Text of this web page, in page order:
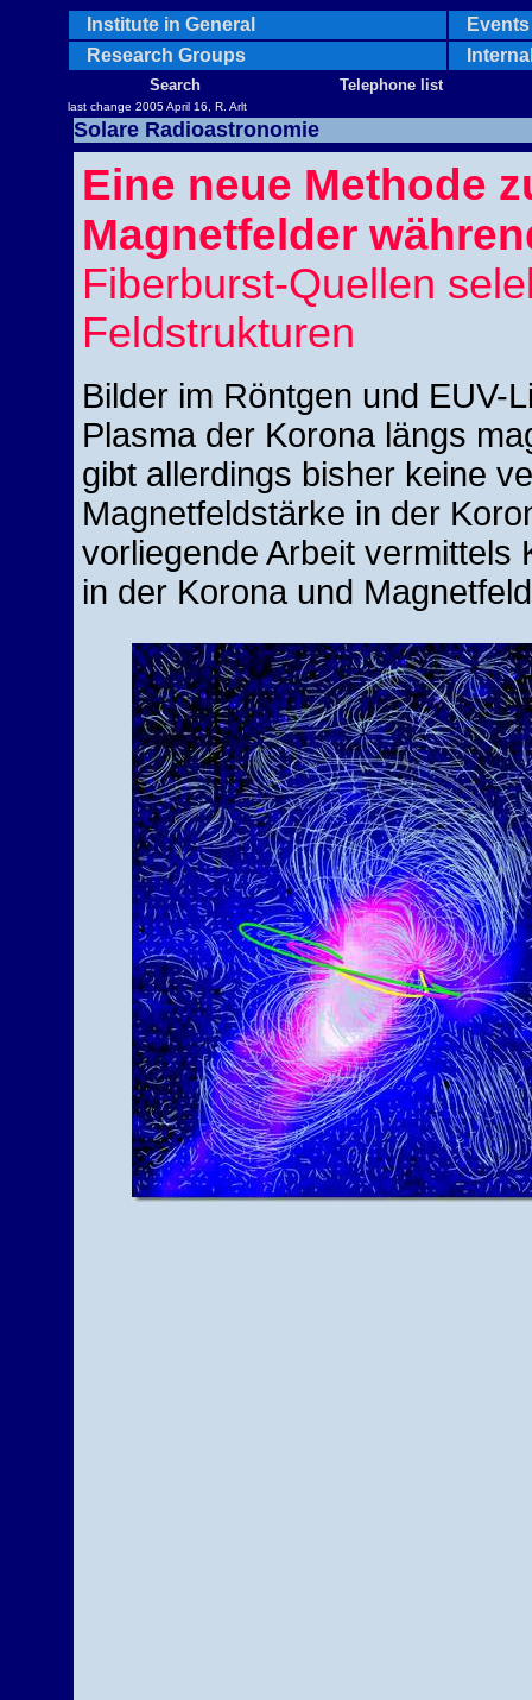
Institute in General
Events
Research Groups
Search Telephone list
last change 2005 April 16, R. Arlt
Solare Radioastronomie
Eine neue Methode
Magnetfelder
Fiberburst-Quellen
Feldstrukturen
Bilder im Röntgen und EUV-
Plasma der Korona längs
gibt allerdings bisher keine
Magnetfeldstärke in der
vorliegende Arbeit vermittels
in der Korona und